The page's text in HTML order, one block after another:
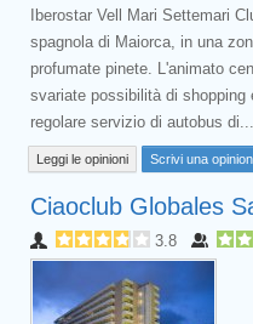
Iberostar Vell Mari Settemari
spagnola di Maiorca, in una
profumate pinete. L'animato
svariate possibilità di
regolare servizio di autobus di...
Leggi le opinioni Scrivi una
Ciaoclub Globales
3.8